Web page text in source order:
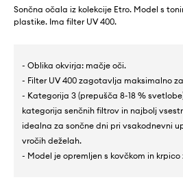
Sončna očala iz kolekcije Etro. Model s
plastike. Ima filter UV 400.
- Oblika okvirja: mačje oči.
- Filter UV 400 zagotavlja maksimalno
- Kategorija 3 (prepušča 8-18 %
kategorija senčnih filtrov in najbolj
idealna za sončne dni pri vsakodnevni
vročih deželah.
- Model je opremljen s kovčkom in